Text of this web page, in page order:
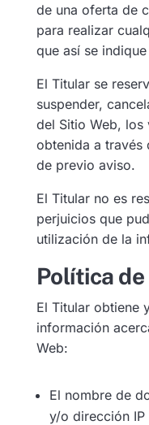
de una oferta de
para realizar
que así se
El Titular se
suspender,
del Sitio Web,
obtenida a través
de previo aviso.
El Titular no es
perjuicios que
utilización de la
Política
El Titular obtiene
información
Web:
El nombre de
y/o dirección IP